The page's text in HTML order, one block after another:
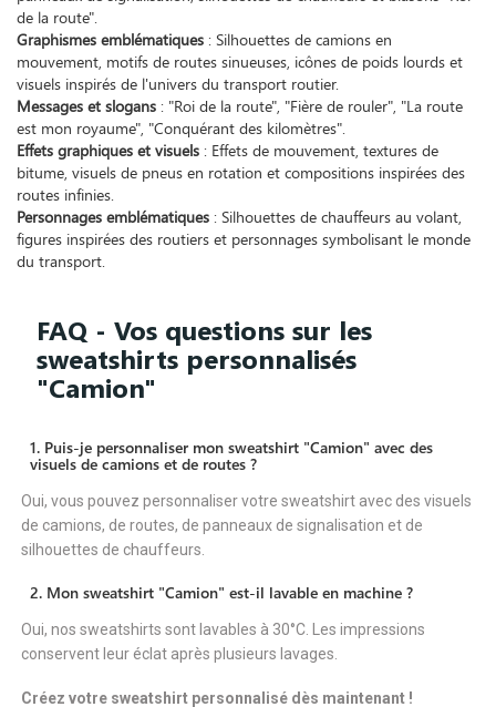
de la route".
Graphismes emblématiques : Silhouettes de camions en
mouvement, motifs de routes sinueuses, icônes de poids lourds et
visuels inspirés de l'univers du transport routier.
Messages et slogans : "Roi de la route", "Fière de rouler", "La route
est mon royaume", "Conquérant des kilomètres".
Effets graphiques et visuels : Effets de mouvement, textures de
bitume, visuels de pneus en rotation et compositions inspirées des
routes infinies.
Personnages emblématiques : Silhouettes de chauffeurs au volant,
figures inspirées des routiers et personnages symbolisant le monde
du transport.
FAQ - Vos questions sur les
sweatshirts personnalisés
"Camion"
1. Puis-je personnaliser mon sweatshirt "Camion" avec des
visuels de camions et de routes ?
Oui, vous pouvez personnaliser votre sweatshirt avec des visuels
de camions, de routes, de panneaux de signalisation et de
silhouettes de chauffeurs.
2. Mon sweatshirt "Camion" est-il lavable en machine ?
Oui, nos sweatshirts sont lavables à 30°C. Les impressions
conservent leur éclat après plusieurs lavages.
Créez votre sweatshirt personnalisé dès maintenant !